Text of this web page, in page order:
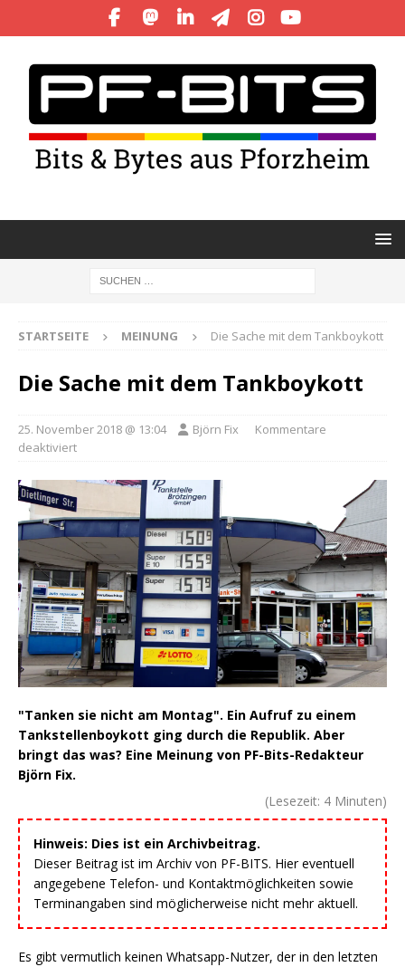
STARTSEITE MEINUNG Die Sache mit dem Tankboykott
Die Sache mit dem Tankboykott
25. November 2018 @ 13:04 Björn Fix
Kommentare
deaktiviert
"Tanken sie nicht am Montag". Ein Aufruf zu einem
Tankstellenboykott ging durch die Republik. Aber
bringt das was? Eine Meinung von PF-Bits-Redakteur
Björn Fix.
(Lesezeit: 4 Minuten)
Hinweis: Dies ist ein Archivbeitrag.
Dieser Beitrag ist im Archiv von PF-BITS. Hier eventuell
angegebene Telefon- und Kontaktmöglichkeiten sowie
Terminangaben sind möglicherweise nicht mehr aktuell.
Es gibt vermutlich keinen Whatsapp-Nutzer, der in den letzten